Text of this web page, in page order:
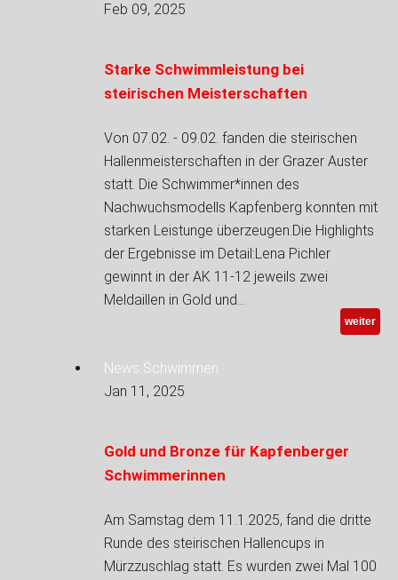
Feb 09, 2025
Starke Schwimmleistung bei
steirischen Meisterschaften
Von 07.02. - 09.02. fanden die steirischen
Hallenmeisterschaften in der Grazer Auster
statt. Die Schwimmer*innen des
Nachwuchsmodells Kapfenberg konnten mit
starken Leistunge überzeugen.Die Highlights
der Ergebnisse im Detail:Lena Pichler
gewinnt in der AK 11-12 jeweils zwei
Meldaillen in Gold und…
weiter
News Schwimmen
Jan 11, 2025
Gold und Bronze für Kapfenberger
Schwimmerinnen
Am Samstag dem 11.1.2025, fand die dritte
Runde des steirischen Hallencups in
Mürzzuschlag statt. Es wurden zwei Mal 100